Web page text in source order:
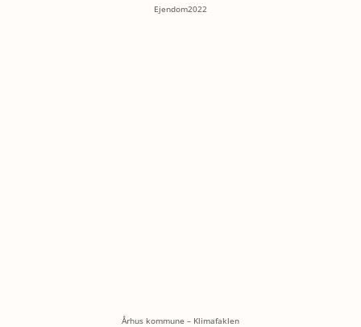
Ejendom2022
Århus kommune – Klimafaklen